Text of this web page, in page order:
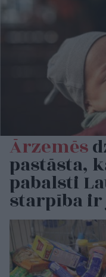
Ārzemēs
pastāsta,
pabalsti
starpība